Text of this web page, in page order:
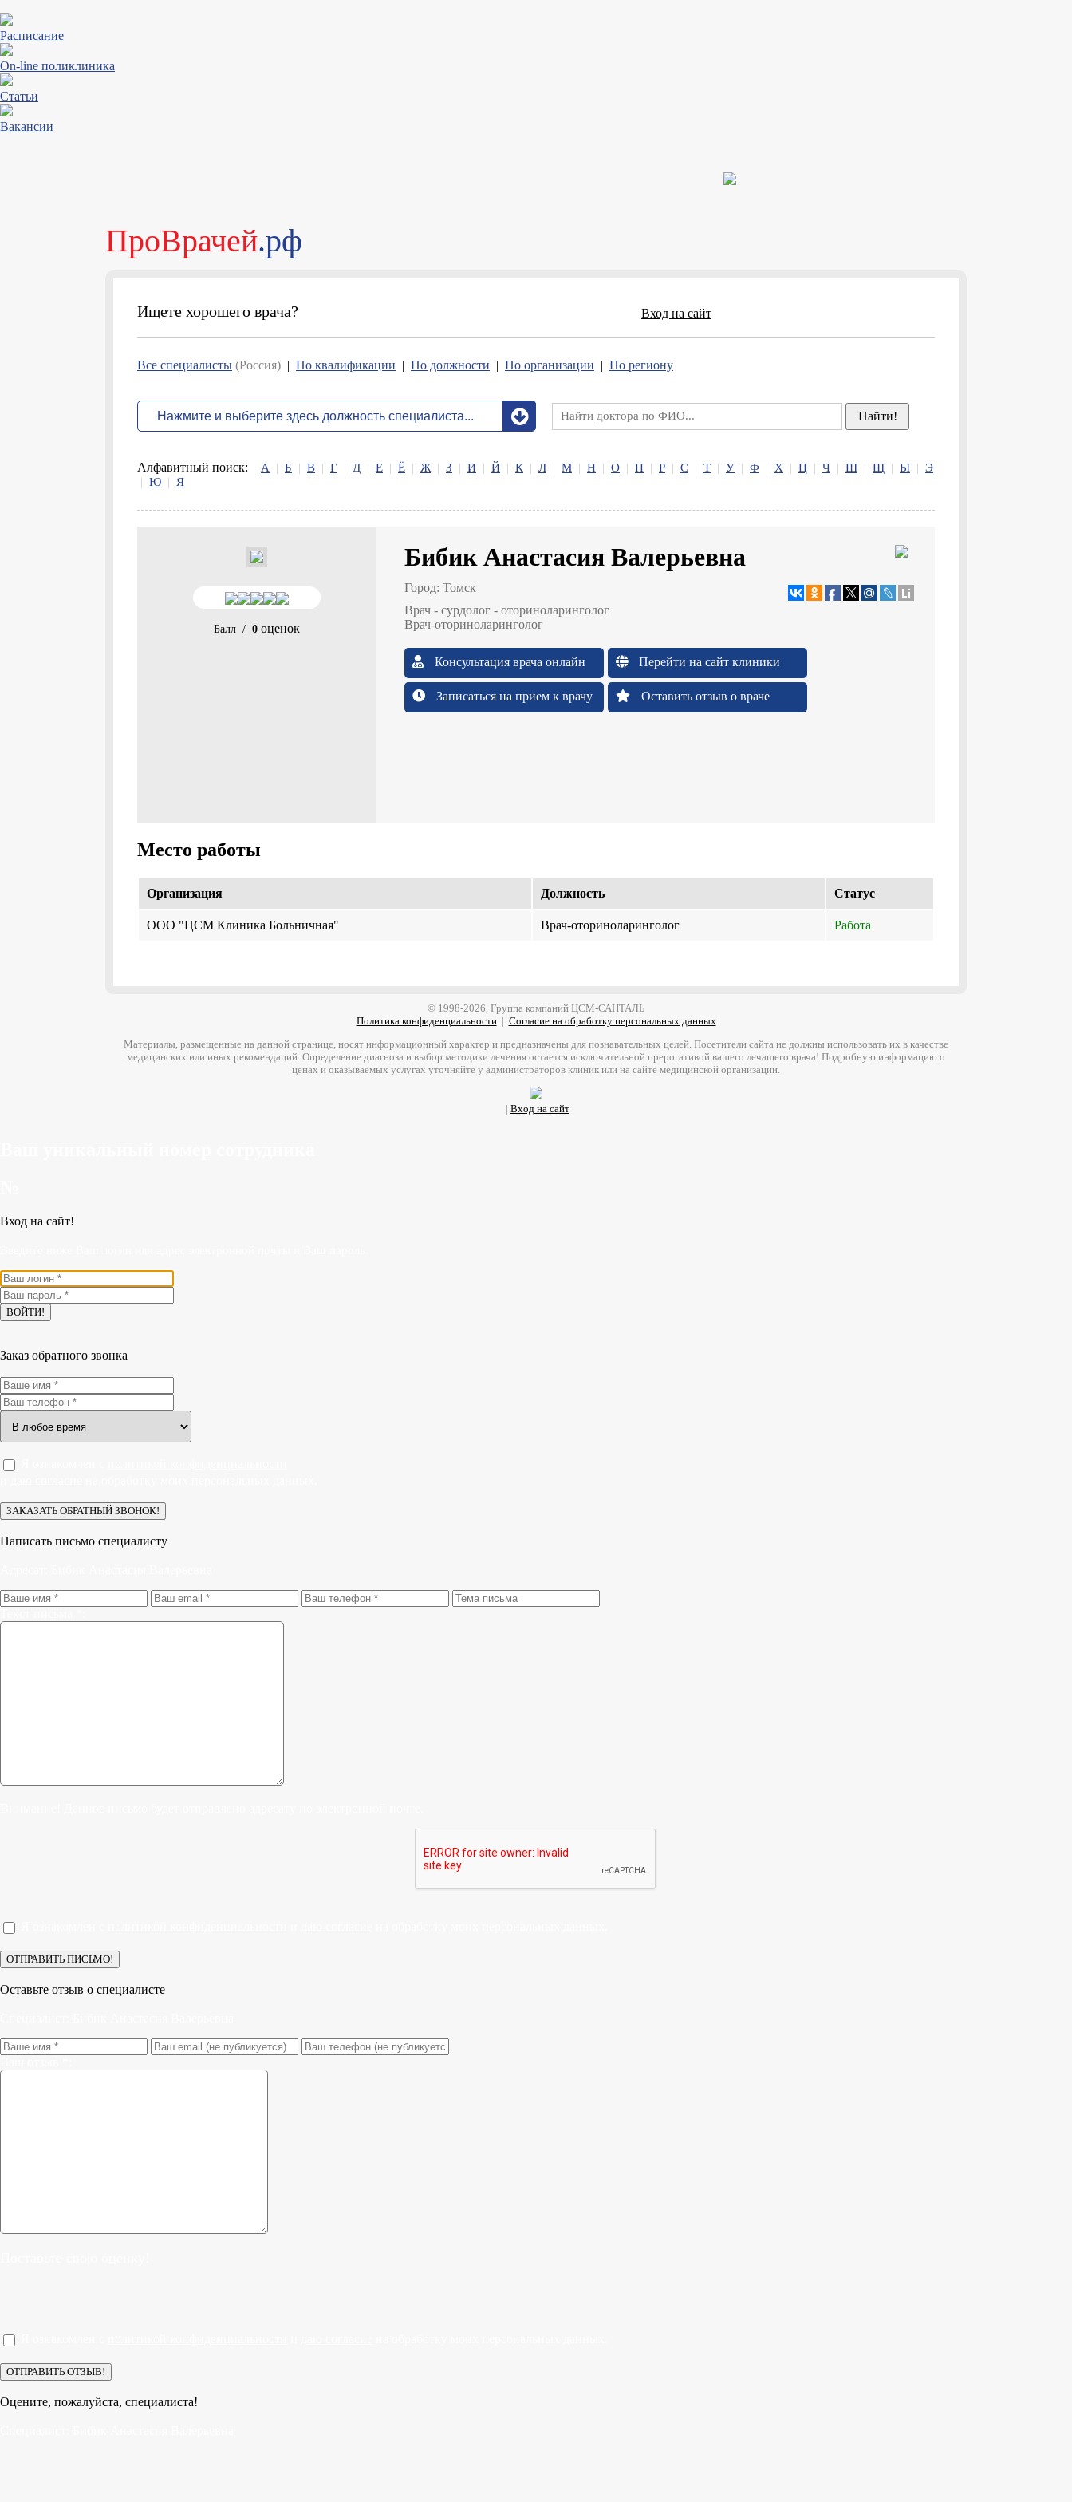
Расписание
On-line поликлиника
Статьи
Вакансии
ПроВрачей.рф
Ищете хорошего врача? Вход на сайт
Все специалисты (Россия) | По квалификации | По должности | По организации | По региону
Алфавитный поиск: А | Б | В | Г | Д | Е | Ё | Ж | З | И | Й | К | Л | М | Н | О | П | Р | С | Т | У | Ф | Х | Ц | Ч | Ш | Щ | Ы | Э
| Ю | Я
Балл / 0 оценок
Бибик Анастасия Валерьевна
Город: Томск
Врач - сурдолог - оториноларинголог
Врач-оториноларинголог
Консультация врача онлайн
Записаться на прием к врачу
Перейти на сайт клиники
Оставить отзыв о враче
Место работы
Организация Должность Cтатус
ООО "ЦСМ Клиника Больничная" Врач-оториноларинголог Работа
© 1998-2026, Группа компаний ЦСМ-САНТАЛЬ
Политика конфиденциальности| Согласие на обработку персональных данных
Материалы, размещенные на данной странице, носят информационный характер и предназначены для познавательных целей. Посетители сайта не должны использовать их в качестве
медицинских или иных рекомендаций. Определение диагноза и выбор методики лечения остается исключительной прерогативой вашего лечащего врача! Подробную информацию о
ценах и оказываемых услугах уточняйте у администраторов клиник или на сайте медицинской организации.
| Вход на сайт
Вход на сайт!
Заказ обратного звонка
Написать письмо специалисту
Оставьте отзыв о специалисте
Оцените, пожалуйста, специалиста!